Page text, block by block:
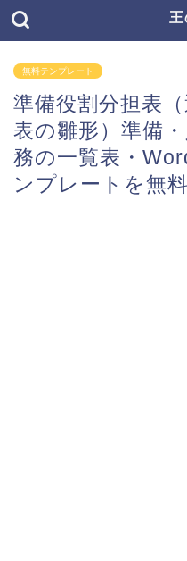
無料テンプレート
準備役割分担表
表の雛形）準備
務の一覧表・
ンプレートを無